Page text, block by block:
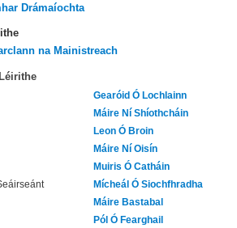
Drámaíochta
na Mainistreach
Gearóid Ó Lochlainn
Máire Ní Shíothcháin
Leon Ó Broin
Máire Ní Oisín
Muiris Ó Catháin
Mícheál Ó Siochfhradha
Máire Bastabal
Pól Ó Fearghail